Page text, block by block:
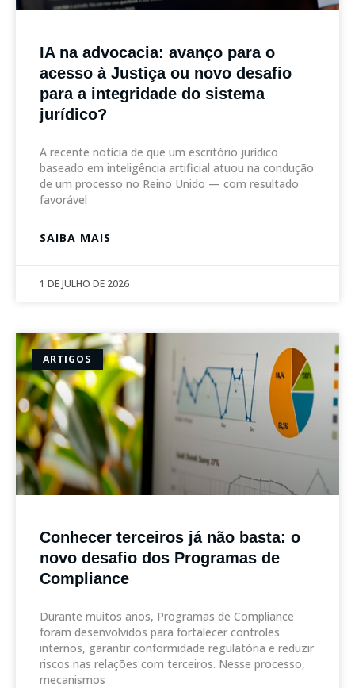
IA na advocacia: avanço para o
acesso à Justiça ou novo desafio
para a integridade do sistema
jurídico?
A recente notícia de que um escritório jurídico
baseado em inteligência artificial atuou na condução
de um processo no Reino Unido — com resultado
favorável
SAIBA MAIS
1 DE JULHO DE 2026
ARTIGOS
Conhecer terceiros já não basta: o
novo desafio dos Programas de
Compliance
Durante muitos anos, Programas de Compliance
foram desenvolvidos para fortalecer controles
internos, garantir conformidade regulatória e reduzir
riscos nas relações com terceiros. Nesse processo,
mecanismos